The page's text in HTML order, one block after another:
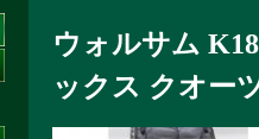
ウォルサム
ックス クオー